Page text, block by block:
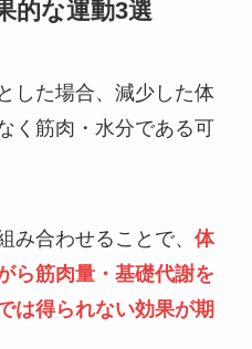
的な運動3選
した場合、減少した体
く筋肉・水分である可
み合わせることで、 体
ら筋肉量・基礎代謝を
は得られない効果が期